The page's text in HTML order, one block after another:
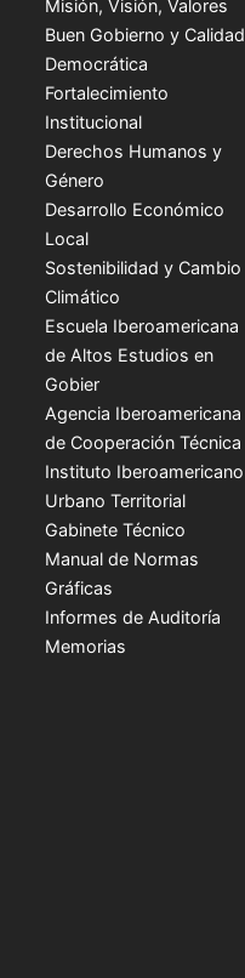
Misión, Visión, Valores
Buen Gobierno y Calidad
Democrática
Fortalecimiento
Institucional
Derechos Humanos y
Género
Desarrollo Económico
Local
Sostenibilidad y Cambio
Climático
Escuela Iberoamericana
de Altos Estudios en
Gobier
Agencia Iberoamericana
de Cooperación Técnica
Instituto Iberoamericano
Urbano Territorial
Gabinete Técnico
Manual de Normas
Gráficas
Informes de Auditoría
Memorias